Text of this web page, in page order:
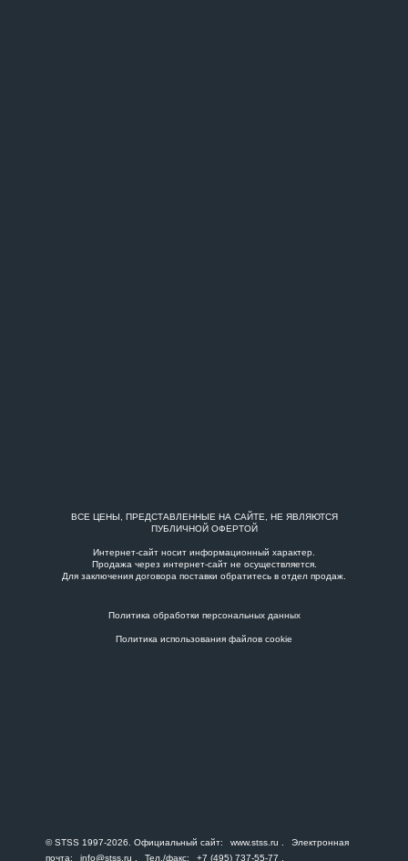
© STSS 1997-2026. Официальный сайт: www.stss.ru
. Электронная
почта: info@stss.ru . Тел./факс: +7 (495) 737-55-77
ВСЕ ЦЕНЫ, ПРЕДСТАВЛЕННЫЕ НА САЙТЕ, НЕ ЯВЛЯЮТСЯ
ПУБЛИЧНОЙ ОФЕРТОЙ
Интернет-сайт носит информационный характер.
Продажа через интернет-сайт не осуществляется.
Для заключения договора поставки обратитесь в отдел продаж
Политика обработки персональных данных
Политика использования файлов cookie